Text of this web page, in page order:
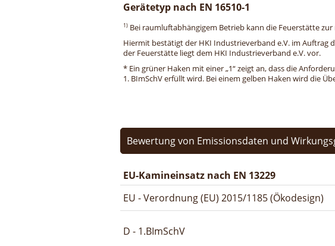
Gerätetyp nach EN 16510-1
1) Bei raumluftabhängigem Betrieb kann die Feuerstätte
Hiermit bestätigt der HKI Industrieverband e.V. im Auftrag
der Feuerstätte liegt dem HKI Industrieverband e.V. vor.
* Ein grüner Haken mit einer „1“ zeigt an, dass die
1. BImSchV erfüllt wird. Bei einem gelben Haken wird die
Bewertung von Emissionsdaten und
EU-Kamineinsatz nach EN 13229
EU - Verordnung (EU) 2015/1185 (Ökodesign)
D - 1.BImSchV